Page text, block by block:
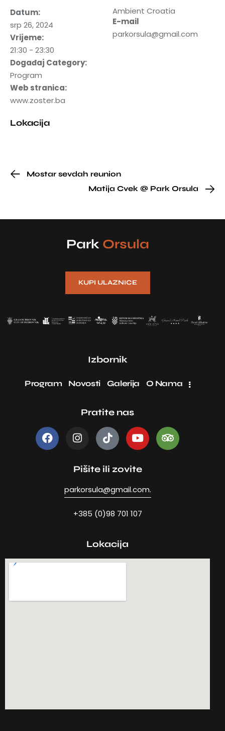
Datum:
srp 26, 2024
Vrijeme:
21:30 - 23:30
Događaj Category:
Program
Web stranica:
www.zoster.ba
Ambient Croatia
E-mail
parkorsula@gmail.com
Lokacija
Mostar sevdah reunion
Matija Cvek @ Park Orsula
Park Orsula
KUPI ULAZNICE
Izbornik
Program Novosti Galerija O Nama
Pratite nas
Pišite ili zovite
parkorsula@gmail.com.
+385 (0)98 701 107
Lokacija